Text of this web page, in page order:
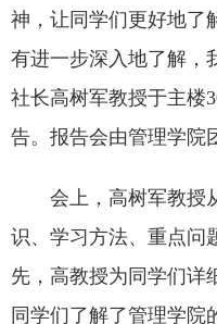
神，让同学们更好地了
有进一步深入地了解，
社长高树军教授于主楼
告。报告会由管理学院
会上，高树军教授
识、学习方法、重点问
先，高教授为同学们详
同学们了解了管理学院